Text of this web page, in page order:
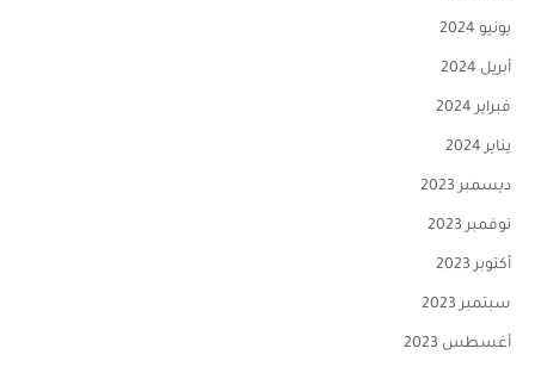
يونيو 2024
أبريل 2024
فبراير 2024
يناير 2024
ديسمبر 2023
نوفمبر 2023
أكتوبر 2023
سبتمبر 2023
أغسطس 2023